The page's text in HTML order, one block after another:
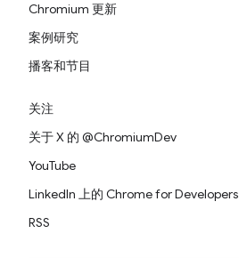
Chromium 更新
案例研究
播客和节目
关注
关于 X 的 @ChromiumDev
YouTube
LinkedIn 上的 Chrome for Developers
RSS